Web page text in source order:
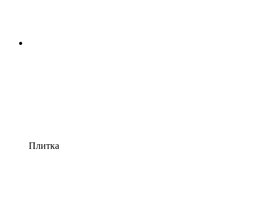
Плитка